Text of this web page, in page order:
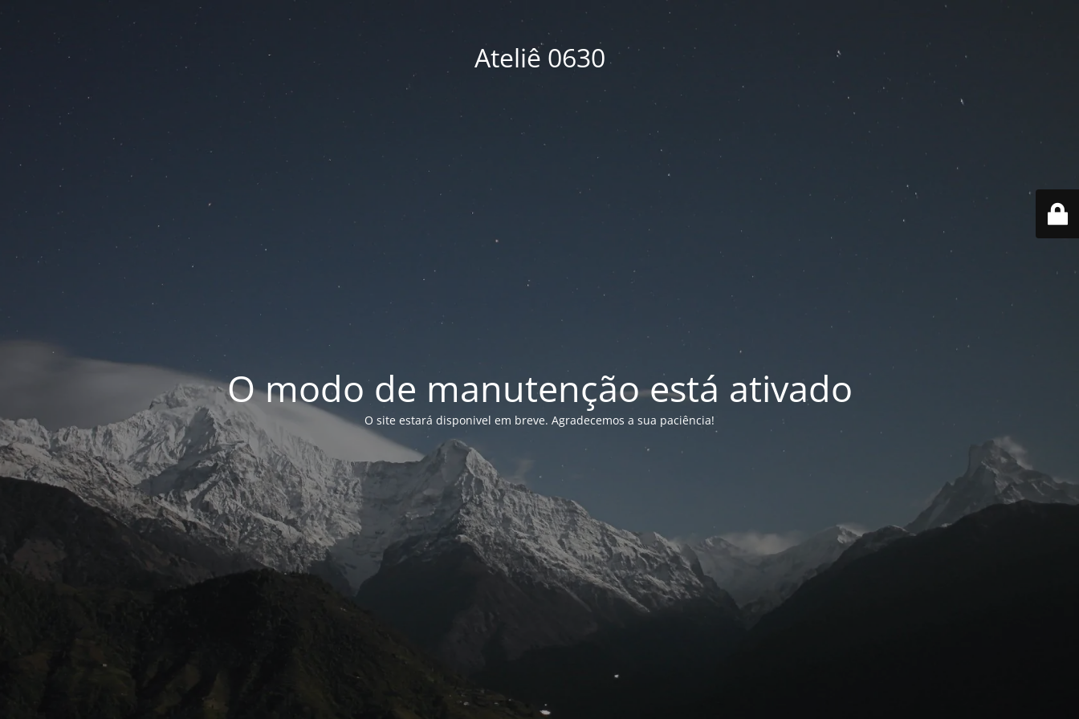
Ateliê 0630
O modo de manutenção está ativado
O site estará disponivel em breve. Agradecemos a sua paciência!